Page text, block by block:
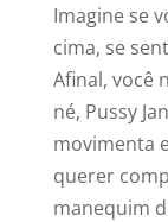
Imagine se
cima, se
Afinal, você
né, Pussy
movimenta
querer
manequim